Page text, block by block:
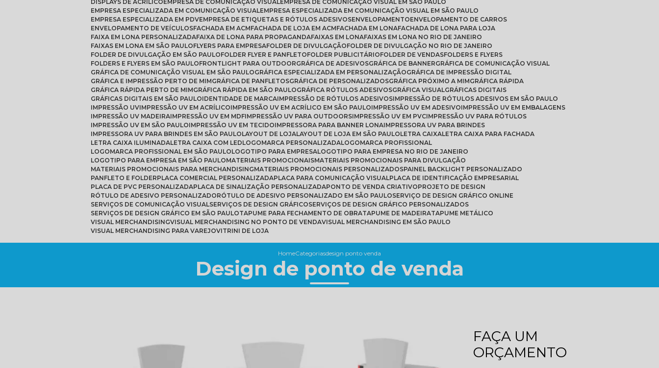
DISPLAYS DE ACRÍLICO
EMPRESA DE COMUNICAÇÃO VISUAL
EMPRESA DE COMUNICAÇÃO VISUAL EM SÃO PAULO
EMPRESA ESPECIALIZADA EM COMUNICAÇÃO VISUAL
EMPRESA ESPECIALIZADA EM COMUNICAÇÃO VISUAL EM SÃO PAULO
EMPRESA ESPECIALIZADA EM PDV
EMPRESA DE ETIQUETAS E RÓTULOS ADESIVOS ENVELOPAMENTO
ENVELOPAMENTO DE CARROS
ENVELOPAMENTO DE VEÍCULOS FACHADA EM ACM FACHADA DE LOJA EM ACM FACHADA EM LONA FACHADA DE LONA PARA LOJA
FAIXA EM LONA PERSONALIZADA FAIXA DE LONA PARA PROPAGANDA FAIXAS EM LONA FAIXAS EM LONA NO RIO DE JANEIRO
FAIXAS EM LONA EM SÃO PAULO FLYERS PARA EMPRESA FOLDER DE DIVULGAÇÃO FOLDER DE DIVULGAÇÃO NO RIO DE JANEIRO
FOLDER DE DIVULGAÇÃO EM SÃO PAULO FOLDER FLYER E PANFLETO FOLDER PUBLICITÁRIO FOLDER DE VENDAS FOLDERS E FLYERS
FOLDERS E FLYERS EM SÃO PAULO FRONTLIGHT PARA OUTDOOR GRÁFICA DE ADESIVOS GRÁFICA DE BANNER
GRÁFICA DE COMUNICAÇÃO VISUAL
GRÁFICA DE COMUNICAÇÃO VISUAL EM SÃO PAULO
GRÁFICA ESPECIALIZADA EM PERSONALIZAÇÃO
GRÁFICA DE IMPRESSÃO DIGITAL
GRÁFICA E IMPRESSÃO PERTO DE MIM
GRÁFICA DE PANFLETOS GRÁFICA DE PERSONALIZADOS GRÁFICA PRÓXIMO A MIM
GRÁFICA RÁPIDA
GRÁFICA RÁPIDA PERTO DE MIM
GRÁFICA RÁPIDA EM SÃO PAULO GRÁFICA RÓTULOS ADESIVOS GRÁFICA VISUAL
GRÁFICAS DIGITAIS
GRÁFICAS DIGITAIS EM SÃO PAULO IDENTIDADE DE MARCA IMPRESSÃO DE RÓTULOS ADESIVOS IMPRESSÃO DE RÓTULOS ADESIVOS EM SÃO PAULO
IMPRESSÃO UV IMPRESSÃO UV EM ACRÍLICO IMPRESSÃO UV EM ACRÍLICO EM SÃO PAULO IMPRESSÃO UV EM ADESIVO IMPRESSÃO UV EM EMBALAGENS
IMPRESSÃO UV MADEIRA IMPRESSÃO UV EM MDF IMPRESSÃO UV PARA OUTDOORS IMPRESSÃO UV EM PVC IMPRESSÃO UV PARA RÓTULOS
IMPRESSÃO UV EM SÃO PAULO IMPRESSÃO UV EM TECIDO IMPRESSORA PARA BANNER LONA IMPRESSORA UV PARA BRINDES
IMPRESSORA UV PARA BRINDES EM SÃO PAULO LAYOUT DE LOJA LAYOUT DE LOJA EM SÃO PAULO LETRA CAIXA LETRA CAIXA PARA FACHADA
LETRA CAIXA ILUMINADA LETRA CAIXA COM LED LOGOMARCA PERSONALIZADA LOGOMARCA PROFISSIONAL
LOGOMARCA PROFISSIONAL EM SÃO PAULO LOGOTIPO PARA EMPRESA LOGOTIPO PARA EMPRESA NO RIO DE JANEIRO
LOGOTIPO PARA EMPRESA EM SÃO PAULO
MATERIAIS PROMOCIONAIS
MATERIAIS PROMOCIONAIS PARA DIVULGAÇÃO
MATERIAIS PROMOCIONAIS PARA MERCHANDISING
MATERIAIS PROMOCIONAIS PERSONALIZADOS PAINEL BACKLIGHT PERSONALIZADO
PANFLETO E FOLDER
PLACA COMERCIAL PERSONALIZADA PLACA PARA COMUNICAÇÃO VISUAL
PLACA DE IDENTIFICAÇÃO EMPRESARIAL
PLACA DE PVC PERSONALIZADA
PLACA DE SINALIZAÇÃO PERSONALIZADA PONTO DE VENDA CRIATIVO
PROJETO DE DESIGN
RÓTULO DE ADESIVO PERSONALIZADO
RÓTULO DE ADESIVO PERSONALIZADO EM SÃO PAULO SERVIÇO DE DESIGN GRÁFICO ONLINE
SERVIÇOS DE COMUNICAÇÃO VISUAL SERVIÇOS DE DESIGN GRÁFICO SERVIÇOS DE DESIGN GRÁFICO PERSONALIZADOS
SERVIÇOS DE DESIGN GRÁFICO EM SÃO PAULO
TAPUME PARA FECHAMENTO DE OBRA TAPUME DE MADEIRA
TAPUME METÁLICO
VISUAL MERCHANDISING
VISUAL MERCHANDISING NO PONTO DE VENDA VISUAL MERCHANDISING EM SÃO PAULO
VISUAL MERCHANDISING PARA VAREJO
VITRINI DE LOJA
HomeCategoriasdesign ponto venda
Design de ponto de venda
FAÇA UM
ORÇAMENTO